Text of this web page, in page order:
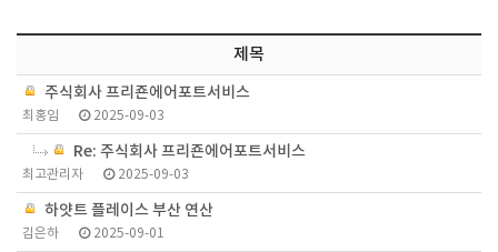
제목
주식회사 프리죤에어포트서비스
최홍임 2025-09-03
Re: 주식회사 프리죤에어포트서비스
최고관리자 2025-09-03
하얏트 플레이스 부산 연산
김은하 2025-09-01